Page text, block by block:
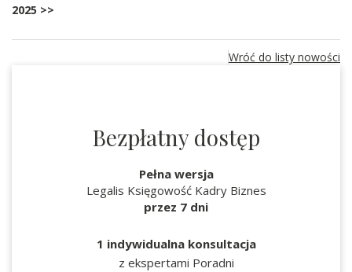
2025 >>
Wróć do listy nowości
Bezpłatny dostęp
Pełna wersja
Legalis Księgowość Kadry Biznes
przez 7 dni
1 indywidualna konsultacja
z ekspertami Poradni